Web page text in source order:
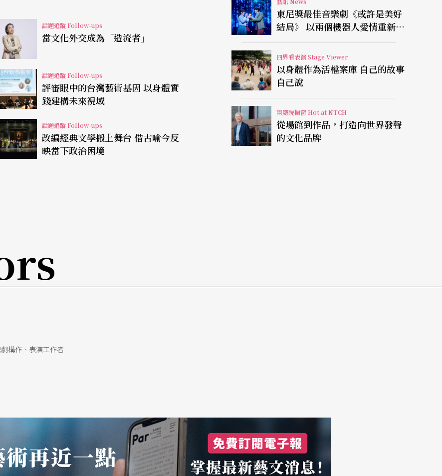
美學。她著名的「天、地、人」三部曲——
的身體，動物性能量的衝擊暴力與母性的慈
五年獲頒國家文藝獎。
著什麼？舞蹈身體如何處在傳統與當代之
不同的經驗與路徑。林麗珍首先提到，學院
作品中，凝練成為「緩行」：因為緩，所以
也才能品嘗周遭的一切，體會身體曾歷經的
的態度去學習土地溫柔的教導，並透過對自
；Pichet認為，「傳統」指的是一種精神上
體的統一身分，並透過神鬼等超自然物的迷
在著一成不變的規則，Pichet則稱之為「結
四方型為主。
Pichet認為，學習傳統舞蹈的人通常會被要
說的做，這種訓練過程一方面可以讓表演者
話題追蹤 Follow-ups
當文化外交成為「造流者」
話題追蹤 Follow-ups
評審眼中的台灣藝術基因 以身體實
踐建構未來視域
話題追蹤 Follow-ups
改編經典文學搬上舞台 借古喻今反
映當下政治困境
東尼獎最佳音樂劇《或許是美好
結局》 以兩個機器人愛情重新凝
視有限人生
四界看表演 Stage Viewer
以身體作為活檔案庫 自己的故事
自己說
兩廳院櫥窗 Hot at NTCH
從場館到作品，打造向世界發聲
的文化品牌
構作、表演工作者